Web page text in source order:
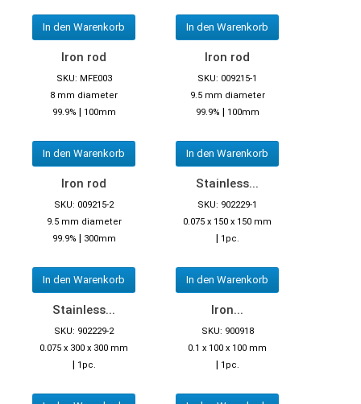
In den Warenkorb In den Warenkorb
Iron rod
SKU: MFE003
8 mm diameter
99.9% | 100mm
In den Warenkorb
Iron rod
SKU: 009215-1
9.5 mm diameter
99.9% | 100mm
In den Warenkorb
Iron rod
SKU: 009215-2
9.5 mm diameter
99.9% | 300mm
In den Warenkorb
Stainless...
SKU: 902229-1
0.075 x 150 x 150 mm
| 1pc.
In den Warenkorb
Stainless...
SKU: 902229-2
0.075 x 300 x 300 mm
| 1pc.
Iron...
SKU: 900918
0.1 x 100 x 100 mm
| 1pc.